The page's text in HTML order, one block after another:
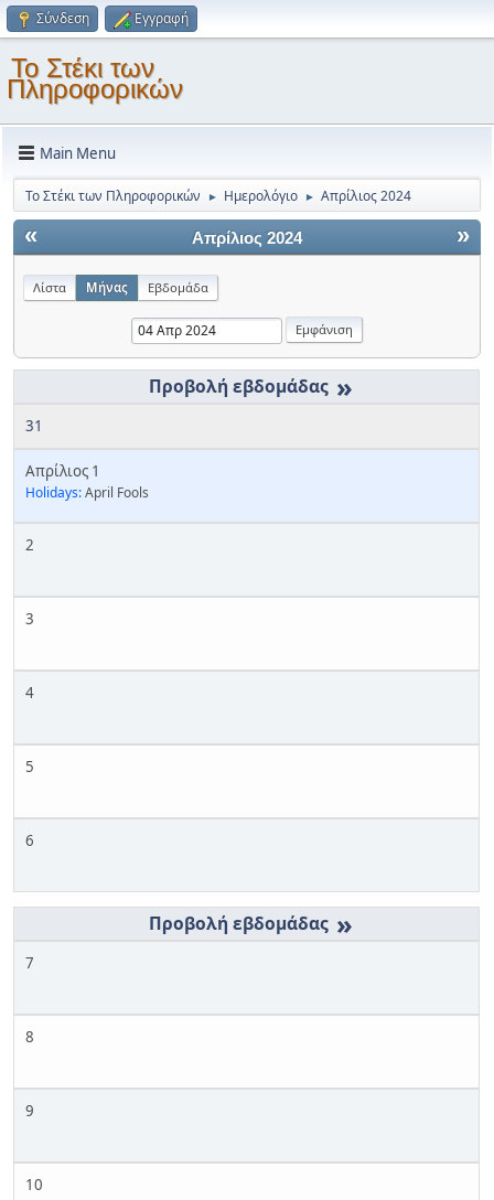
Σύνδεση Εγγραφή
Το Στέκι των
Πληροφορικών
Main Menu
Το Στέκι των Πληροφορικών ► Ημερολόγιο ► Απρίλιος 2024
« »
Απρίλιος 2024
Λίστα Μήνας Εβδομάδα
»
31
Απρίλιος 1
Holidays:April Fools
2
3
4
5
6
»
7
8
9
10